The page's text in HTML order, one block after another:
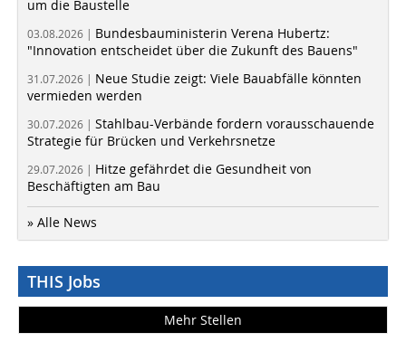
um die Baustelle
03.08.2026 | Bundesbauministerin Verena Hubertz:
"Innovation entscheidet über die Zukunft des Bauens"
31.07.2026 | Neue Studie zeigt: Viele Bauabfälle könnten
vermieden werden
30.07.2026 | Stahlbau-Verbände fordern vorausschauende
Strategie für Brücken und Verkehrsnetze
29.07.2026 | Hitze gefährdet die Gesundheit von
Beschäftigten am Bau
» Alle News
THIS Jobs
Mehr Stellen